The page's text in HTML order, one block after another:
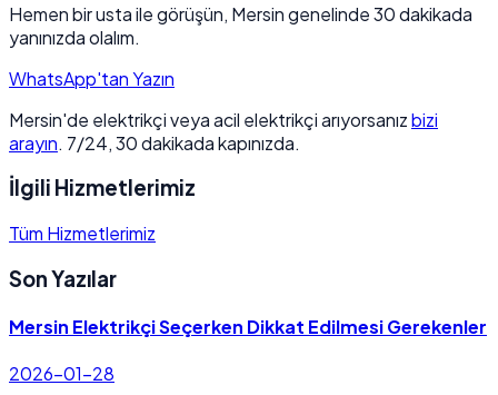
Hemen bir usta ile görüşün, Mersin genelinde 30 dakikada
yanınızda olalım.
WhatsApp'tan Yazın
Mersin'de elektrikçi veya acil elektrikçi arıyorsanızbizi
arayın. 7/24, 30 dakikada kapınızda.
İlgili Hizmetlerimiz
Tüm Hizmetlerimiz
Son Yazılar
Mersin Elektrikçi Seçerken Dikkat Edilmesi Gerekenler
2026-01-28